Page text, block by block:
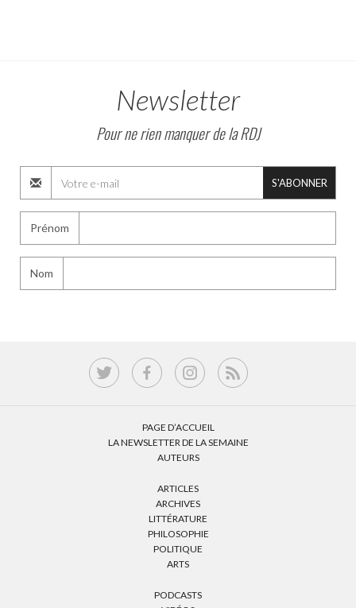
Newsletter
Pour ne rien manquer de la RDJ
S'ABONNER
Prénom
Nom
PAGE D’ACCUEIL
LA NEWSLETTER DE LA SEMAINE
AUTEURS
ARTICLES
ARCHIVES
LITTÉRATURE
PHILOSOPHIE
POLITIQUE
ARTS
PODCASTS